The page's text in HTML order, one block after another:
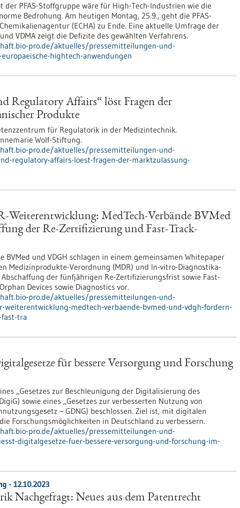
der PFAS-Stoffgruppe wäre für High-Tech-Industrien wie die
Bedrohung. Am heutigen Montag, 25.9., geht die PFAS-
(ECHA) zu Ende. Eine aktuelle Umfrage der
VDMA zeigt die Defizite des gewählten Verfahrens.
pro.de/aktuelles/pressemitteilungen-und-
hightech-anwendungen
Regulatory Affairs“ löst Fragen der
Produkte
für Regulatorik in der Medizintechnik.
Wolf-Stiftung.
pro.de/aktuelles/pressemitteilungen-und-
regulatory-affairs-loest-fragen-der-marktzulassung-
MedTech-Verbände BVMed
der Re-Zertifizierung und Fast-Track-
BVMed und VDGH schlagen in einem gemeinsamen Whitepaper
Medizinprodukte-Verordnung (MDR) und In-vitro-Diagnostika-
der fünfjährigen Re-Zertifizierungsfrist sowie Fast-
Devices sowie Diagnostics vor.
pro.de/aktuelles/pressemitteilungen-und-
medtech-verbaende-bvmed-und-vdgh-fordern-
tra
für bessere Versorgung und Forschung
„Gesetzes zur Beschleunigung der Digitalisierung des
sowie eines „Gesetzes zur verbesserten Nutzung von
– GDNG) beschlossen. Ziel ist, mit digitalen
Forschungsmöglichkeiten in Deutschland zu verbessern.
pro.de/aktuelles/pressemitteilungen-und-
digitalgesetze-fuer-bessere-versorgung-und-forschung-im-
- 12.10.2023
Nachgefragt: Neues aus dem Patentrecht